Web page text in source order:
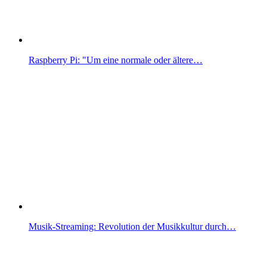
Raspberry Pi: "Um eine normale oder ältere…
Musik-Streaming: Revolution der Musikkultur durch…